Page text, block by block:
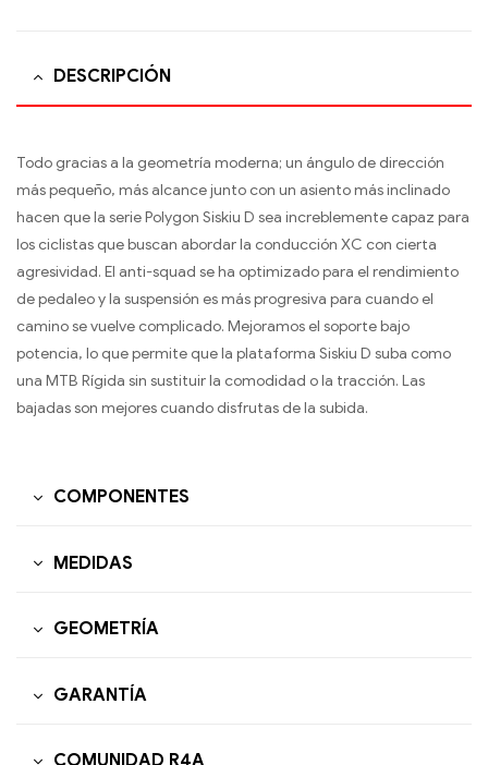
DESCRIPCIÓN
Todo gracias a la geometría moderna; un ángulo de dirección
más pequeño, más alcance junto con un asiento más inclinado
hacen que la serie Polygon Siskiu D sea incre­blemente capaz para
los ciclistas que buscan abordar la conducción XC con cierta
agresividad. El anti-squad se ha optimizado para el rendimiento
de pedaleo y la suspensión es más progresiva para cuando el
camino se vuelve complicado. Mejoramos el soporte bajo
potencia, lo que permite que la plataforma Siskiu D suba como
una MTB Rígida sin sustituir la comodidad o la tracción. Las
bajadas son mejores cuando disfrutas de la subida.
COMPONENTES
MEDIDAS
GEOMETRÍA
GARANTÍA